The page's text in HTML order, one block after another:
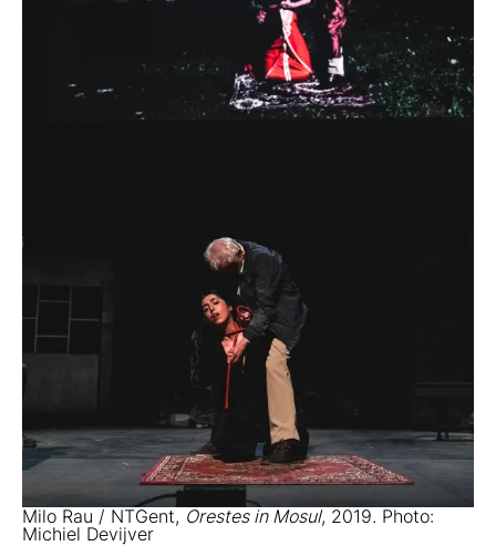
Milo Rau / NTGent, Orestes in Mosul, 2019. Photo:
Michiel Devijver